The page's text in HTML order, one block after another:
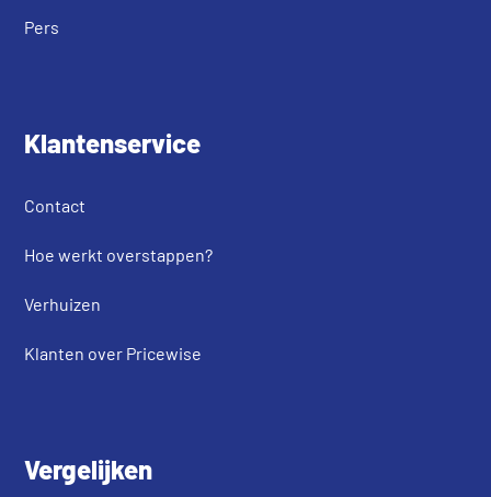
Pers
Klantenservice
Contact
Hoe werkt overstappen?
Verhuizen
Klanten over Pricewise
Vergelijken